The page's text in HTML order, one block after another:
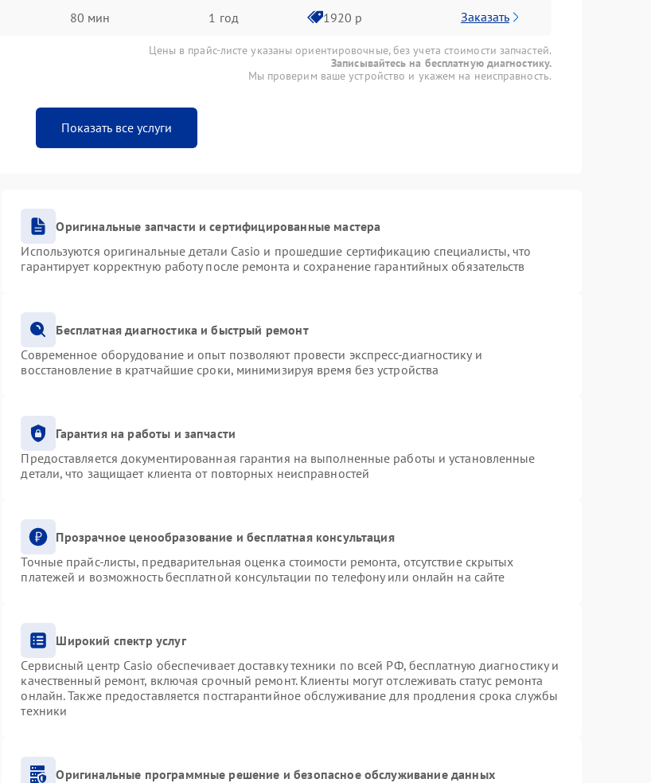
80 мин 1 год 1920 р Заказать
Цены в прайс-листе указаны ориентировочные, без учета стоимости запчастей.
Записывайтесь на бесплатную диагностику.
Мы проверим ваше устройство и укажем на неисправность.
Показать все услуги
Оригинальные запчасти и сертифицированные мастера
Используются оригинальные детали Casio и прошедшие сертификацию специалисты, что
гарантирует корректную работу после ремонта и сохранение гарантийных обязательств
Бесплатная диагностика и быстрый ремонт
Современное оборудование и опыт позволяют провести экспресс-диагностику и
восстановление в кратчайшие сроки, минимизируя время без устройства
Гарантия на работы и запчасти
Предоставляется документированная гарантия на выполненные работы и установленные
детали, что защищает клиента от повторных неисправностей
Прозрачное ценообразование и бесплатная консультация
Точные прайс-листы, предварительная оценка стоимости ремонта, отсутствие скрытых
платежей и возможность бесплатной консультации по телефону или онлайн на сайте
Широкий спектр услуг
Сервисный центр Casio обеспечивает доставку техники по всей РФ, бесплатную диагностику и
качественный ремонт, включая срочный ремонт. Клиенты могут отслеживать статус ремонта
онлайн. Также предоставляется постгарантийное обслуживание для продления срока службы
техники
Оригинальные программные решение и безопасное обслуживание данных